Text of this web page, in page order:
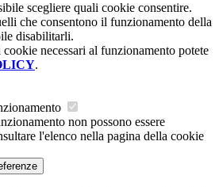
scegliere quali cookie consentire.
che consentono il funzionamento della
disabilitarli.
necessari al funzionamento potete
.
non possono essere
l'elenco nella pagina della cookie